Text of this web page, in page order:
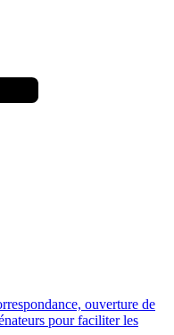
ouverture de
pour faciliter les